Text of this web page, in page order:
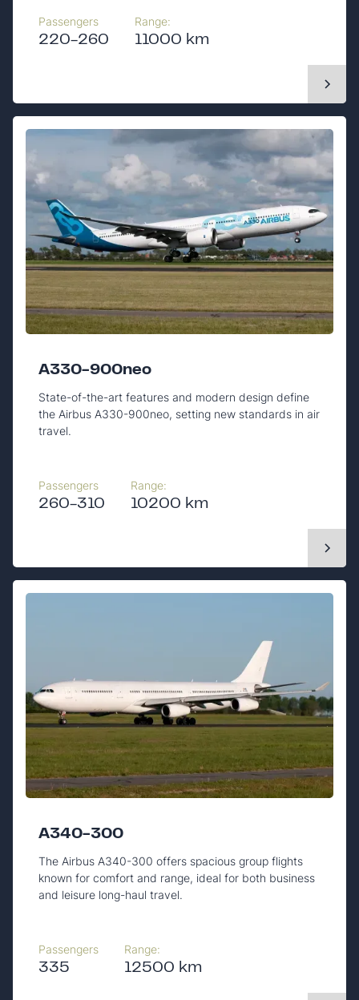
Passengers
220-260
Range:
11000 km
A330-900neo
State-of-the-art features and modern design define
the Airbus A330-900neo, setting new standards in air
travel.
Passengers
260-310
Range:
10200 km
A340-300
The Airbus A340-300 offers spacious group flights
known for comfort and range, ideal for both business
and leisure long-haul travel.
Passengers
335
Range:
12500 km